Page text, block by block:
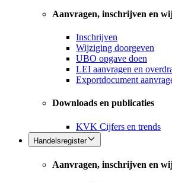
Aanvragen, inschrijven en
Inschrijven
Wijziging doorgeven
UBO opgave doen
LEI aanvragen en
Exportdocument
Downloads en publicaties
KVK Cijfers en trends
Handelsregister
Aanvragen, inschrijven en